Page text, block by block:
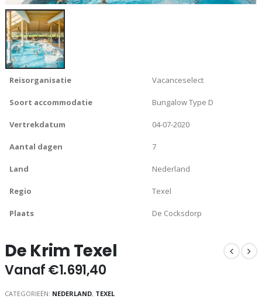
Reisorganisatie Vacanceselect
Soort accommodatie Bungalow Type D
Vertrekdatum 04-07-2020
Aantal dagen 7
Land Nederland
Regio Texel
Plaats De Cocksdorp
De Krim Texel
Vanaf€1.691,40
CATEGORIEËN: NEDERLAND, TEXEL